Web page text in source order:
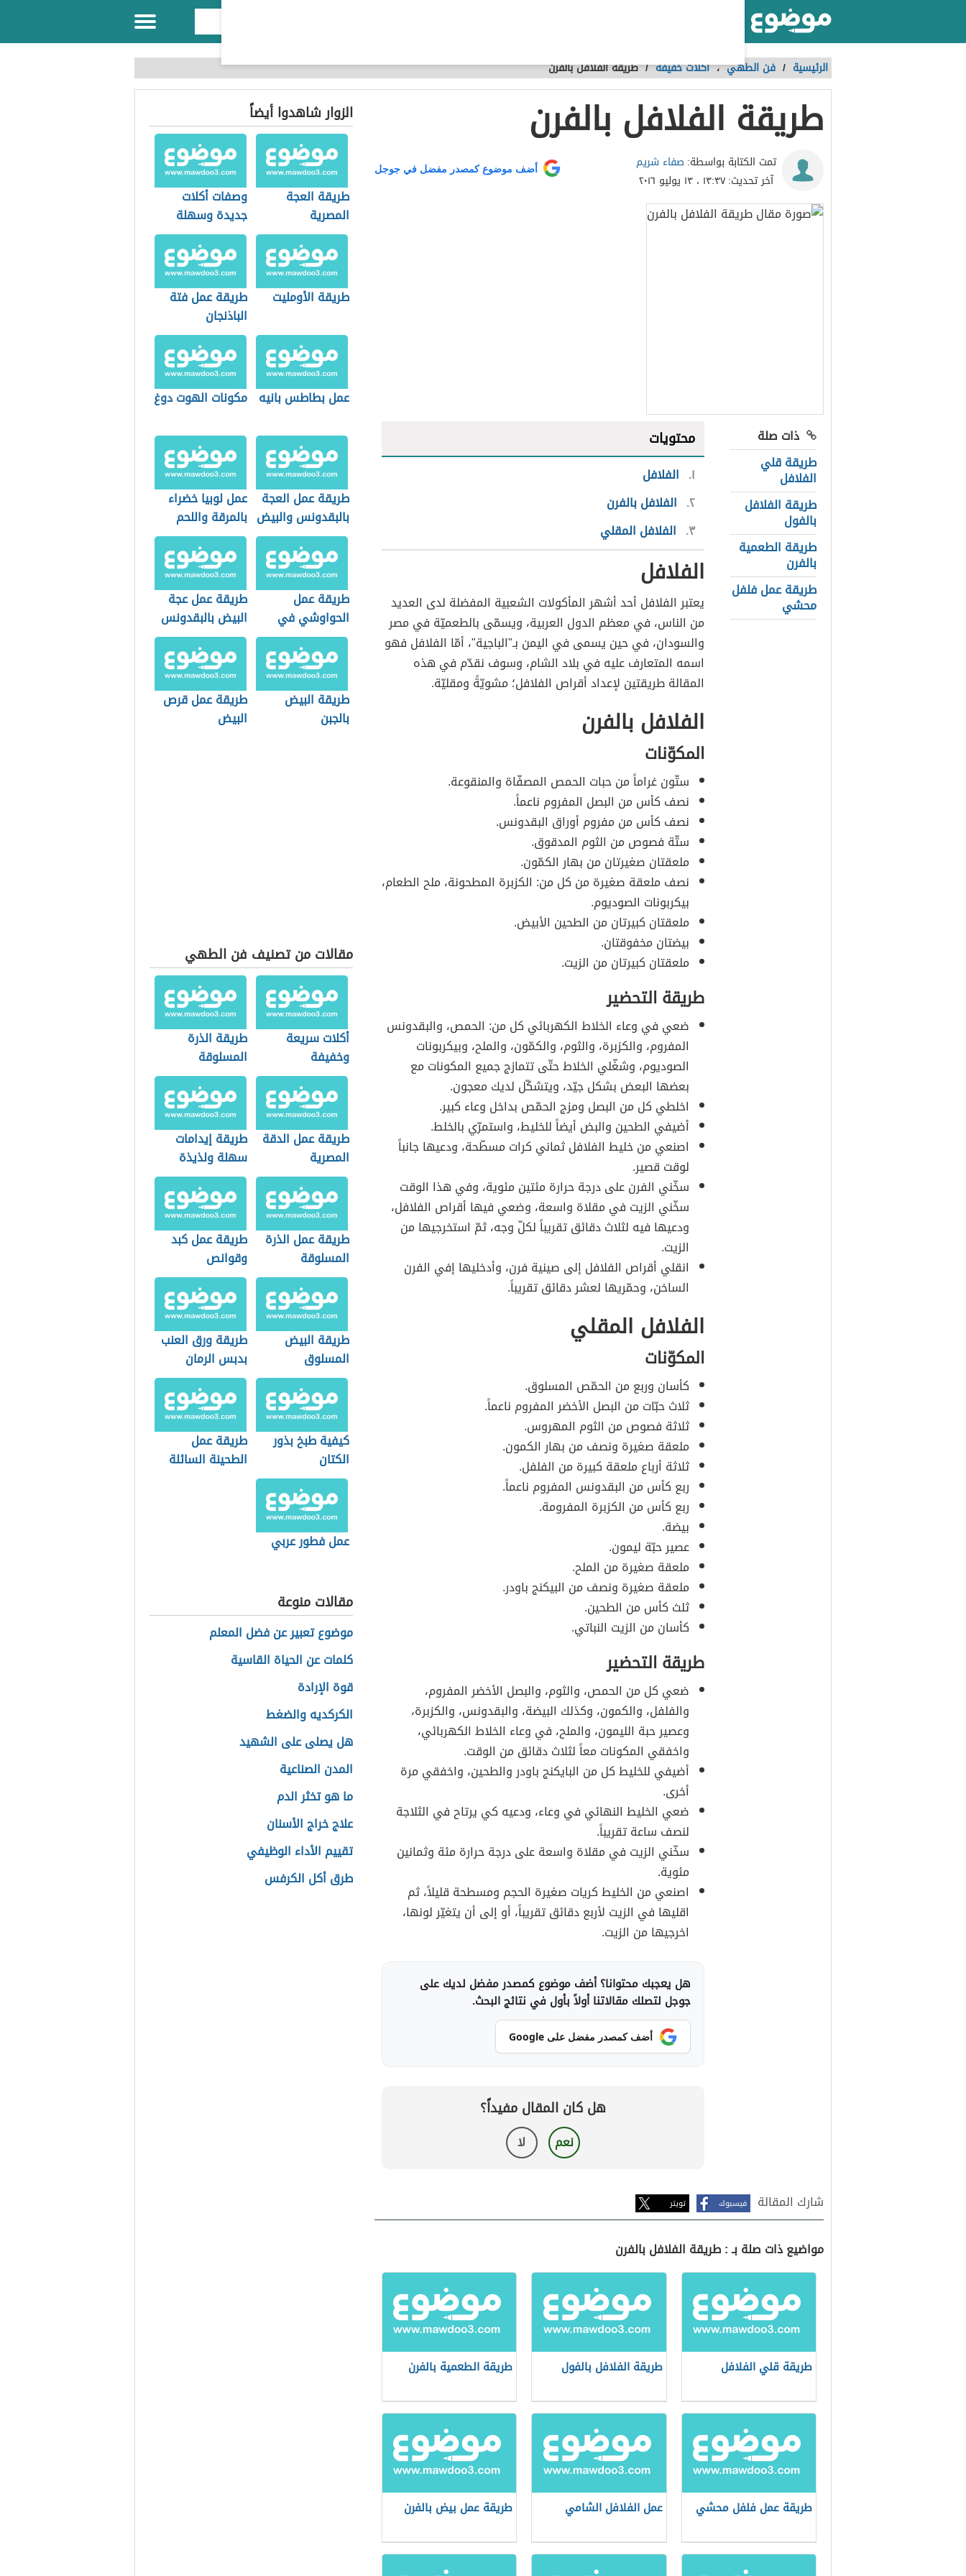
الرئيسية / فن الطهي،أكلات خفيفة /طريقة الفلافل بالفرن
طريقة الفلافل بالفرن
تمت الكتابة بواسطة: صفاء شريم
آخر تحديث:١٣:٣٧ ، ١٣ يوليو ٢٠١٦
أضف موضوع كمصدر مفضل في جوجل
ذات صلة
طريقة قلي
الفلافل
طريقة الفلافل
بالفول
طريقة الطعمية
بالفرن
طريقة عمل فلفل
محشي
محتويات
١ الفلافل
٢ الفلافل بالفرن
٣ الفلافل المقلي
الفلافل
يعتبر الفلافل أحد أشهر المأكولات الشعبية المفضلة لدى العديد
من الناس، في معظم الدول العربية، ويسمّى بالطعميّة في مصر
والسودان، في حين يسمى في اليمن بـ"الباجية"، أمّا الفلافل فهو
اسمه المتعارف عليه في بلاد الشام، وسوف نقدّم في هذه
المقالة طريقتين لإعداد أقراص الفلافل؛ مشويّةً ومقليّة.
الفلافل بالفرن
المكوّنات
ستّون غراماً من حبات الحمص المصفّاة والمنقوعة.
نصف كأس من البصل المفروم ناعماً.
نصف كأس من مفروم أوراق البقدونس.
ستّة فصوص من الثوم المدقوق.
ملعقتان صغيرتان من بهار الكمّون.
نصف ملعقة صغيرة من كل من: الكزبرة المطحونة، ملح الطعام،
بيكربونات الصوديوم.
ملعقتان كبيرتان من الطحين الأبيض.
بيضتان مخفوقتان.
ملعقتان كبيرتان من الزيت.
طريقة التحضير
ضعي في وعاء الخلاط الكهربائي كل من: الحمص، والبقدونس
المفروم، والكزبرة، والثوم، والكمّون، والملح، وبيكربونات
الصوديوم، وشغّلي الخلاط حتّى تتمازج جميع المكونات مع
بعضها البعض بشكل جيّد، ويتشكّل لديك معجون.
اخلطي كل من البصل ومزج الحمّص بداخل وعاء كبير.
أضيفي الطحين والبض أيضاً للخليط، واستمرّي بالخلط.
اصنعي من خليط الفلافل ثماني كرات مسطّحة، ودعيها جانباً
لوقت قصير.
سخّني الفرن على درجة حرارة مئتين مئوية، وفي هذا الوقت
سخّني الزيت في مقلاة واسعة، وضعي فيها أقراص الفلافل،
ودعيها فيه لثلاث دقائق تقريباً لكلّ وجه، ثمّ استخرجيها من
الزيت.
انقلي أقراص الفلافل إلى صينية فرن، وأدخليها إفي الفرن
الساخن، وحمّريها لعشر دقائق تقريباً.
الفلافل المقلي
المكوّنات
كأسان وربع من الحمّص المسلوق.
ثلاث حبّات من البصل الأخضر المفروم ناعماً.
ثلاثة فصوص من الثوم المهروس.
ملعقة صغيرة ونصف من بهار الكمون.
ثلاثة أرباع ملعقة كبيرة من الفلفل.
ربع كأس من البقدونس المفروم ناعماً.
ربع كأس من الكزبرة المفرومة.
بيضة.
عصير حبّة ليمون.
ملعقة صغيرة من الملح.
ملعقة صغيرة ونصف من البيكنج باودر.
ثلث كأس من الطحين.
كأسان من الزيت النباتي.
طريقة التحضير
ضعي كل من الحمص، والثوم، والبصل الأخضر المفروم،
والفلفل، والكمون، وكذلك البيضة، والبقدونس، والكزبرة،
وعصير حبة الليمون، والملح، في وعاء الخلاط الكهربائي،
واخفقي المكونات معاً لثلاث دقائق من الوقت.
أضيفي للخليط كل من البايكنج باودر والطحين، واخفقي مرة
أخرى.
ضعي الخليط النهائي في وعاء، ودعيه كي يرتاح في الثلاجة
لنصف ساعة تقريباً.
سخّني الزيت في مقلاة واسعة على درجة حرارة مئة وثمانين
مئوية.
اصنعي من الخليط كريات صغيرة الحجم ومسطحة قليلاً، ثم
اقليها في الزيت لأربع دقائق تقريباً، أو إلى أن يتغيّر لونها،
اخرجيها من الزيت.
هل يعجبك محتوانا؟ أضف موضوع كمصدر مفضل لديك على
جوجل لتصلك مقالاتنا أولاً بأول في نتائج البحث.
أضف كمصدر مفضل على Google
هل كان المقال مفيداً؟
نعم لا
شارك المقالة فيسبوك تويتر
مواضيع ذات صلة بـ : طريقة الفلافل بالفرن
طريقة قلي الفلافل طريقة الفلافل بالفول طريقة الطعمية بالفرن
طريقة عمل فلفل محشي عمل الفلافل الشامي طريقة عمل بيض بالفرن
الزوار شاهدوا أيضاً
طريقة العجة
المصرية
وصفات أكلات
جديدة وسهلة
طريقة الأومليت
طريقة عمل فتة
الباذنجان
عمل بطاطس بانيه مكونات الهوت دوغ
طريقة عمل العجة
بالبقدونس والبيض
عمل لوبيا خضراء
بالمرقة واللحم
طريقة عمل
الحواوشي في
البيت
طريقة عمل عجة
البيض بالبقدونس
طريقة البيض
بالجبن
طريقة عمل قرص
البيض
مقالات من تصنيف فن الطهي
أكلات سريعة
وخفيفة
طريقة الذرة
المسلوقة
طريقة عمل الدقة
المصرية
طريقة إيدامات
سهلة ولذيذة
طريقة عمل الذرة
المسلوقة
طريقة عمل كبد
وقوانص
طريقة البيض
المسلوق
طريقة ورق العنب
بدبس الرمان
كيفية طبخ بذور
الكتان
طريقة عمل
الطحينة السائلة
عمل فطور عربي
مقالات منوعة
موضوع تعبير عن فضل المعلم
كلمات عن الحياة القاسية
قوة الإرادة
الكركديه والضغط
هل يصلى على الشهيد
المدن الصناعية
ما هو تخثر الدم
علاج خراج الأسنان
تقييم الأداء الوظيفي
طرق أكل الكرفس